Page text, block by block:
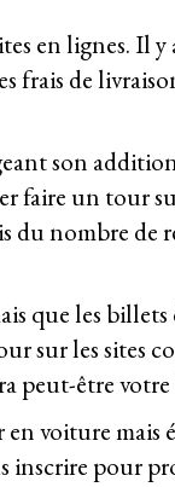
en lignes. Il
frais de
son
faire un tour
du nombre de
que les
sur les sites
peut-être
voiture mais
inscrire pour